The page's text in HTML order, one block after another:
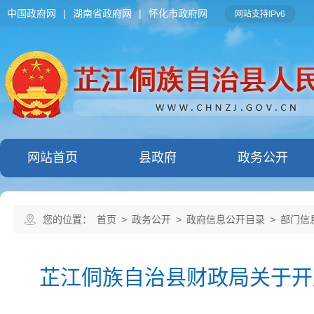
中国政府网 | 湖南省政府网 | 怀化市政府网 网站支持IPv6
网站首页 县政府 政务公开
您的位置： 首页 > 政务公开 > 政府信息公开目录 > 部门信
芷江侗族自治县财政局关于